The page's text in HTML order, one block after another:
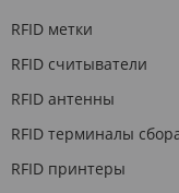
RFID метки
RFID считыватели
RFID антенны
RFID терминалы
RFID принтеры